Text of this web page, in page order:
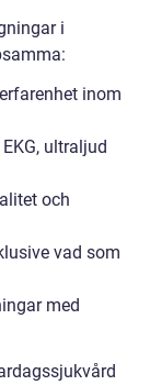
i
inom
ultraljud
och
vad som
med